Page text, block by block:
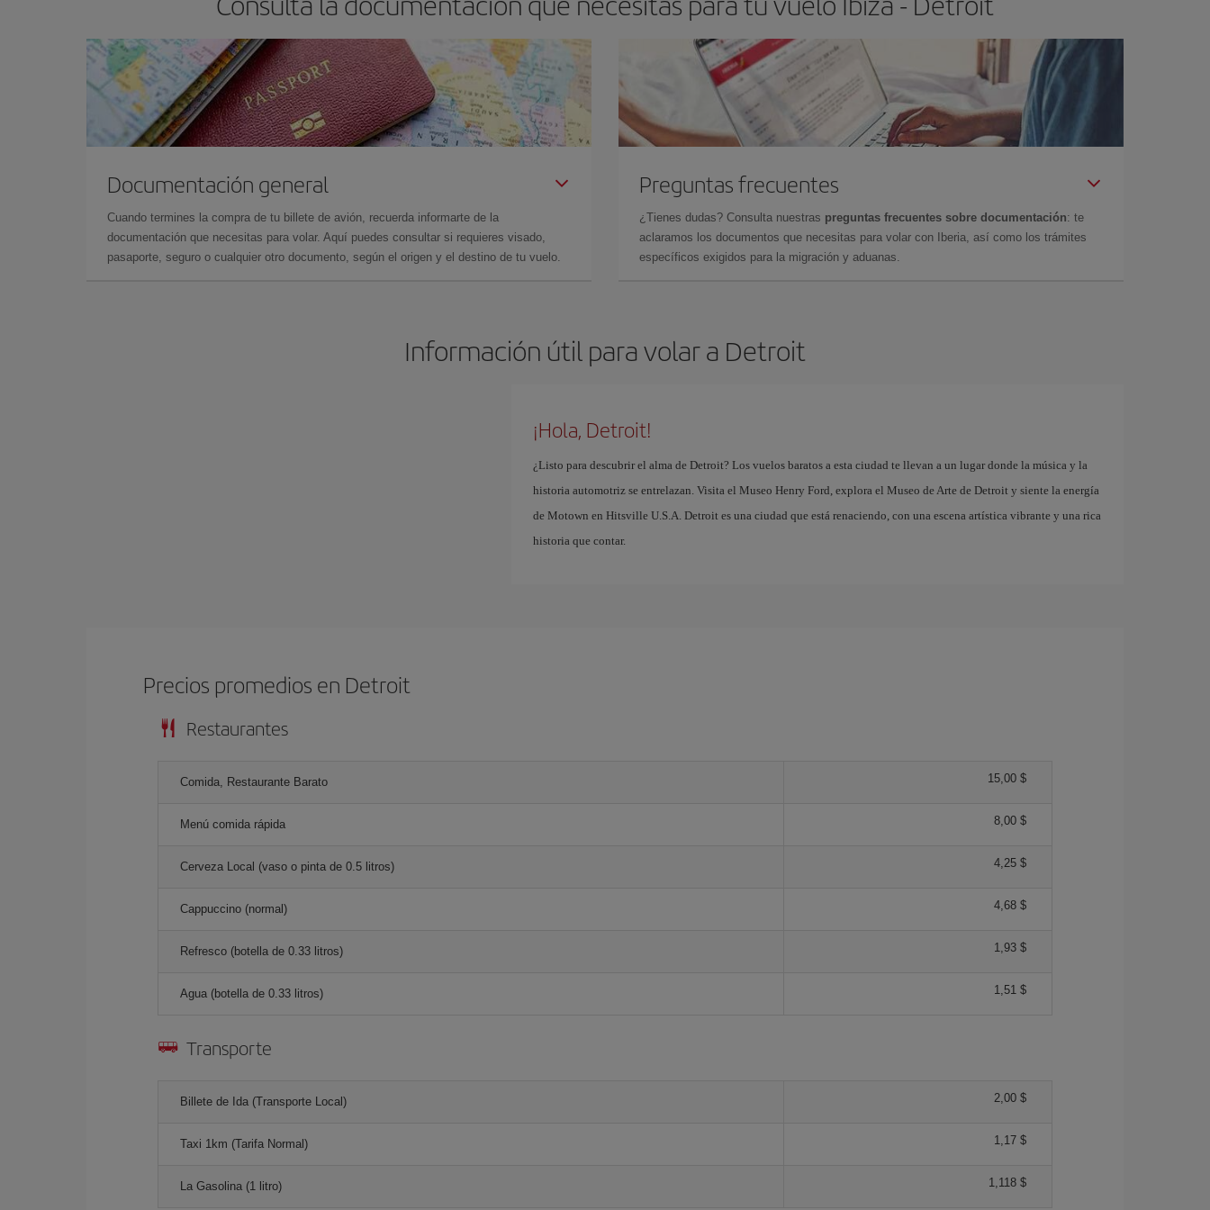
Documentación general
Cuando termines la compra de tu billete de avión, recuerda informarte de la
documentación que necesitas para volar. Aquí puedes consultar si requieres visado,
pasaporte, seguro o cualquier otro documento, según el origen y el destino de tu vuelo.
Preguntas frecuentes
¿Tienes dudas? Consulta nuestras preguntas frecuentes sobre documentación: te
aclaramos los documentos que necesitas para volar con Iberia, así como los trámites
específicos exigidos para la migración y aduanas.
Información útil para volar a Detroit
¡Hola, Detroit!
¿Listo para descubrir el alma de Detroit? Los vuelos baratos a esta ciudad te llevan a un lugar donde la música y la
historia automotriz se entrelazan. Visita el Museo Henry Ford, explora el Museo de Arte de Detroit y siente la energía
de Motown en Hitsville U.S.A. Detroit es una ciudad que está renaciendo, con una escena artística vibrante y una rica
historia que contar.
Precios promedios en Detroit
Restaurantes
Comida, Restaurante Barato 15,00 $
Menú comida rápida 8,00 $
Cerveza Local (vaso o pinta de 0.5 litros) 4,25 $
Cappuccino (normal) 4,68 $
Refresco (botella de 0.33 litros) 1,93 $
Agua (botella de 0.33 litros) 1,51 $
Transporte
Billete de Ida (Transporte Local) 2,00 $
Taxi 1km (Tarifa Normal) 1,17 $
La Gasolina (1 litro) 1,118 $